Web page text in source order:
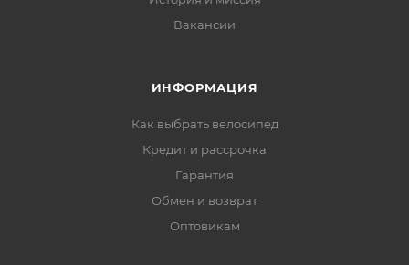
Вакансии
ИНФОРМАЦИЯ
Как выбрать велосипед
Кредит и рассрочка
Гарантия
Обмен и возврат
Оптовикам